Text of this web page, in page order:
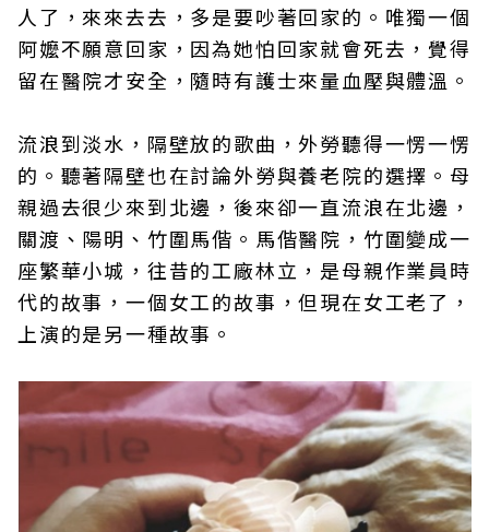
人了，來來去去，多是要吵著回家的。唯獨一個
阿嬤不願意回家，因為她怕回家就會死去，覺得
留在醫院才安全，隨時有護士來量血壓與體溫。
流浪到淡水，隔壁放的歌曲，外勞聽得一愣一愣
的。聽著隔壁也在討論外勞與養老院的選擇。母
親過去很少來到北邊，後來卻一直流浪在北邊，
關渡、陽明、竹圍馬偕。馬偕醫院，竹圍變成一
座繁華小城，往昔的工廠林立，是母親作業員時
代的故事，一個女工的故事，但現在女工老了，
上演的是另一種故事。